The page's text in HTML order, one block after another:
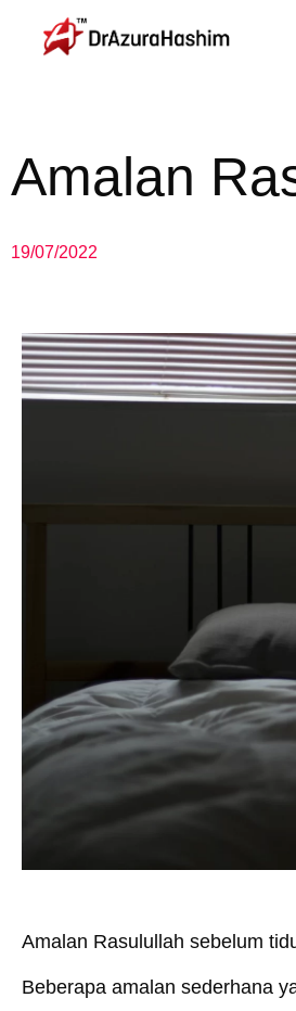
Amalan
19/07/2022
Amalan Rasulullah sebelum
Beberapa amalan sederhana